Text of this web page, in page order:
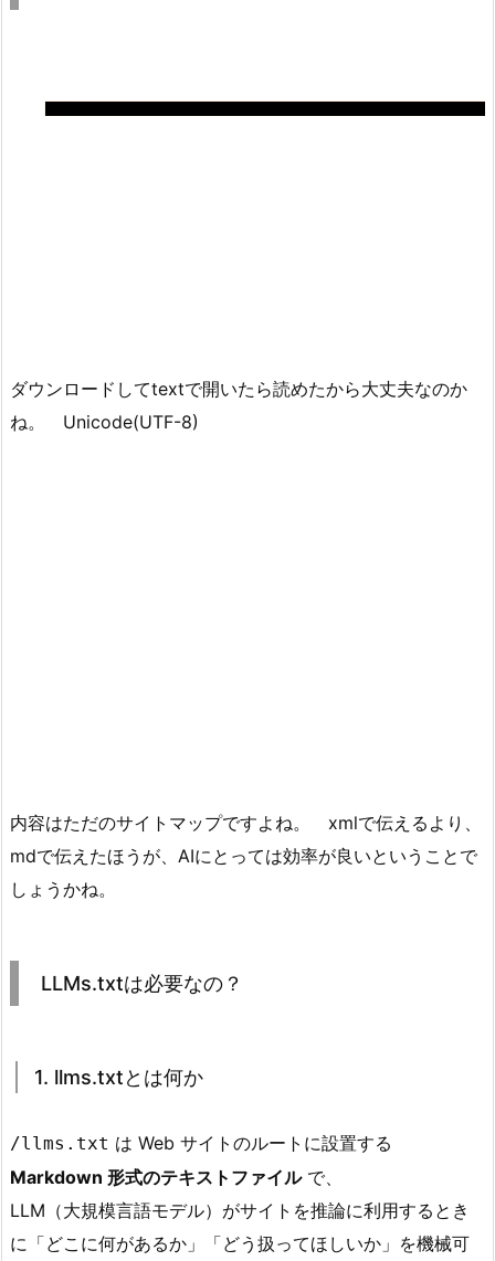
ダウンロードしてtextで開いたら読めたから大丈夫なのか
ね。 Unicode(UTF-8)
内容はただのサイトマップですよね。 xmlで伝えるより、
mdで伝えたほうが、AIにとっては効率が良いということで
しょうかね。
LLMs.txtは必要なの？
1. llms.txtとは何か
/llms.txt は Web サイトのルートに設置する
Markdown 形式のテキストファイルで、
LLM（大規模言語モデル）がサイトを推論に利用するとき
に「どこに何があるか」「どう扱ってほしいか」を機械可